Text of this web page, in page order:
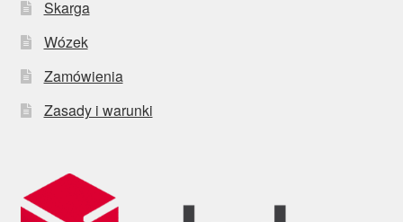
Skarga
Wózek
Zamówienia
Zasady i warunki